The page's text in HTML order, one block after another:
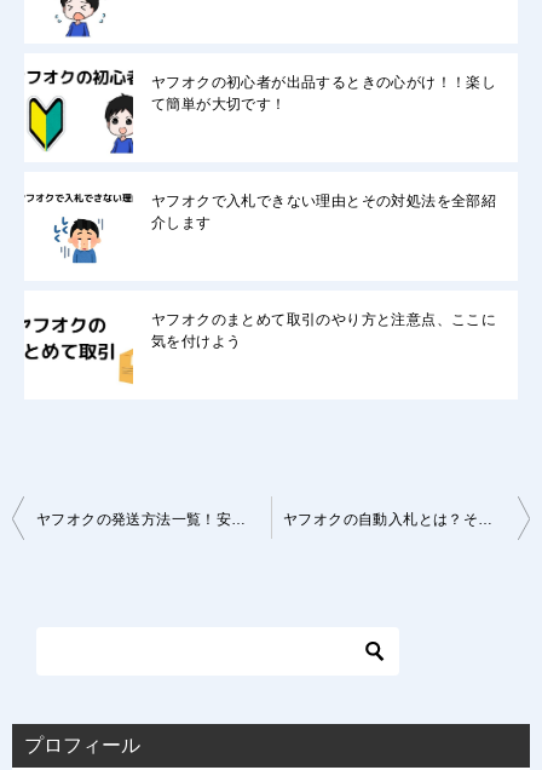
ヤフオクの初心者が出品するときの心がけ！！楽し
て簡単が大切です！
ヤフオクで入札できない理由とその対処法を全部紹
介します
ヤフオクのまとめて取引のやり方と注意点、ここに
気を付けよう
投
シ
プロフィール